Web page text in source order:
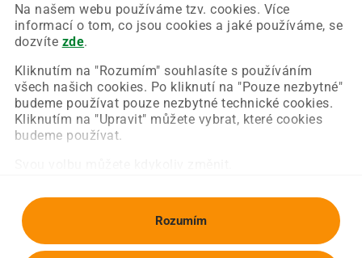
Na našem webu používáme tzv. cookies. Více
informací o tom, co jsou cookies a jaké používáme, se
dozvíte zde.
Kliknutím na "Rozumím" souhlasíte s používáním
všech našich cookies. Po kliknutí na "Pouze nezbytné"
budeme používat pouze nezbytné technické cookies.
Kliknutím na "Upravit" můžete vybrat, které cookies
budeme používat.
Rozumím
Chyba nastala na naší straně a už ji opravujeme.
Zkuste prosím znovu načíst požadovanou stránku.
Obnovit stránku Úvodní strana